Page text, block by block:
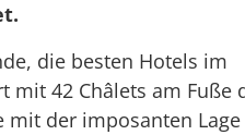
die besten Hotels im
42 Châlets am Fuße
mit der imposanten